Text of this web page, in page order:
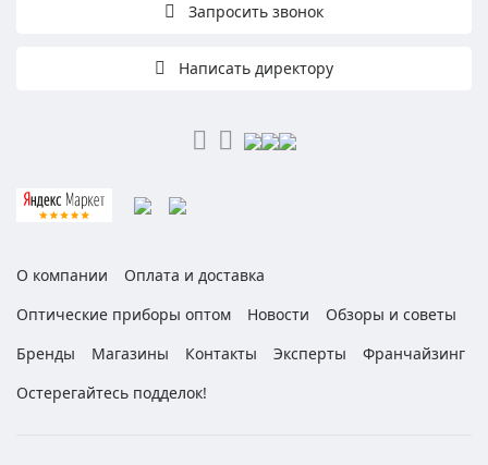
Запросить звонок
Написать директору
О компании
Оплата и доставка
Оптические приборы оптом
Новости
Обзоры и советы
Бренды
Магазины Контакты Эксперты
Франчайзинг
Остерегайтесь подделок!